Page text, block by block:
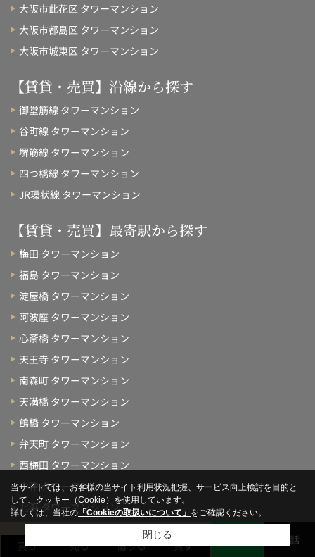
大阪市此花区 タワーマンション
大阪市都島区 タワーマンション
大阪市城東区 タワーマンション
【賃貸・売買】沿線から探す
御堂筋線 タワーマンション
谷町線 タワーマンション
堺筋線 タワーマンション
四つ橋線 タワーマンション
JR環状線 タワーマンション
【賃貸・売買】最寄駅から探す
梅田 タワーマンション
福島 タワーマンション
淀屋橋 タワーマンション
阿波座 タワーマンション
心斎橋 タワーマンション
天王寺 タワーマンション
南森町 タワーマンション
天満橋 タワーマンション
鶴橋 タワーマンション
弁天町 タワーマンション
西梅田 タワーマンション
中津 タワーマンション
北浜 タワーマンション
四ツ橋 タワーマンション
松屋町 タワーマンション
無料お問い合わせ
買う 売る 借りる 貸す 電話
当サイトでは、お客様の当サイト利用状況把握、サービス向上検討を目的と
して、クッキー（Cookie）を使用しています。
詳しくは、当社の 「Cookieの取扱いについて」 をご確認ください。
閉じる